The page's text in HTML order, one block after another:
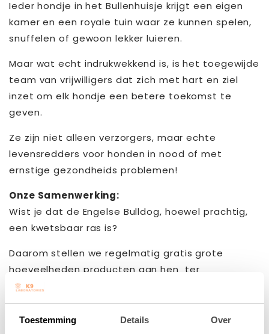
Toestemming Details Over
Ieder hondje in het Bullenhuisje krijgt een eigen
kamer en een royale tuin waar ze kunnen spelen,
snuffelen of gewoon lekker luieren.
Maar wat echt indrukwekkend is, is het toegewijde
team van vrijwilligers dat zich met hart en ziel
inzet om elk hondje een betere toekomst te
geven.
Ze zijn niet alleen verzorgers, maar echte
levensredders voor honden in nood of met
ernstige gezondheids problemen!
Onze Samenwerking:
Wist je dat de Engelse Bulldog, hoewel prachtig,
een kwetsbaar ras is?
Daarom stellen we regelmatig gratis grote
hoeveelheden producten aan hen ter
beschikking.
voedingssupplementen en verzorgingsproducten,